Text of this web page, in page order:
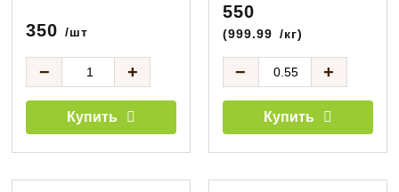
350 /шт
− +
Купить
550
(999.99 /кг)
− +
Купить